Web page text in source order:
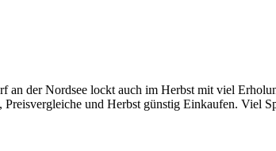
der Nordsee lockt auch im Herbst mit viel
und Herbst günstig Einkaufen. Viel